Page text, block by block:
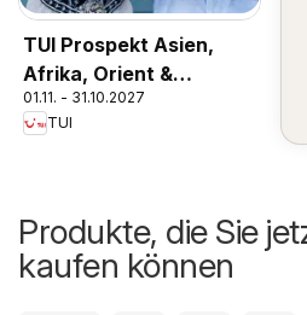
TUI Prospekt Asien,
Afrika, Orient &
Indischer Ozean
2026/27
01.11. - 31.10.2027
TUI
Produkte, die Sie
kaufen können